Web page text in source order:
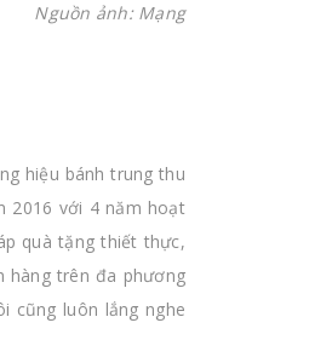
Nguồn ảnh: Mạng
hiệu bánh trung thu
2016 với 4 năm hoạt
quà tặng thiết thực,
hàng trên đa phương
cũng luôn lắng nghe